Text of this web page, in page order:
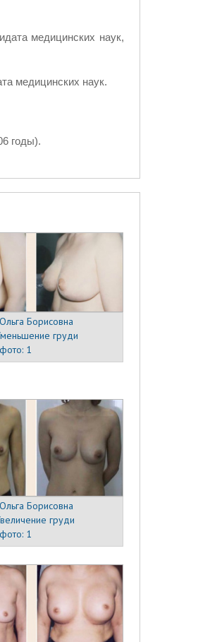
медицинских наук,
медицинских наук.
годы).
Борисовна
груди
1
Борисовна
груди
1